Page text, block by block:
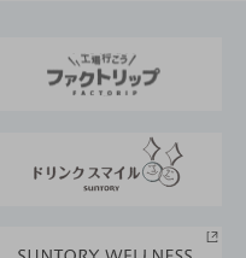
ビリティ経営